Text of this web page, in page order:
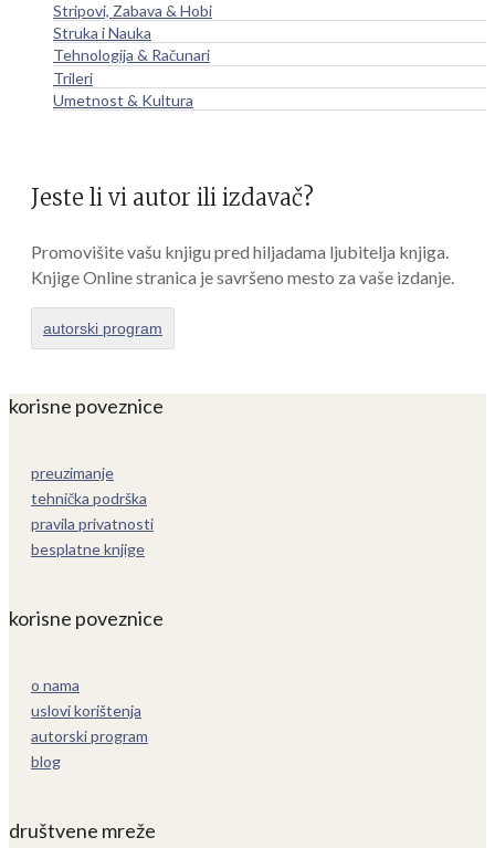
Stripovi, Zabava & Hobi
Struka i Nauka
Tehnologija & Računari
Trileri
Umetnost & Kultura
Jeste li vi autor ili izdavač?
Promovišite vašu knjigu pred hiljadama ljubitelja knjiga.
Knjige Online stranica je savršeno mesto za vaše izdanje.
autorski program
korisne poveznice
preuzimanje
tehnička podrška
pravila privatnosti
besplatne knjige
korisne poveznice
o nama
uslovi korištenja
autorski program
blog
društvene mreže